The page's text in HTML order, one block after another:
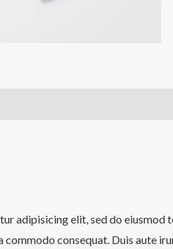
adipisicing elit, sed do
consequat. Duis aute